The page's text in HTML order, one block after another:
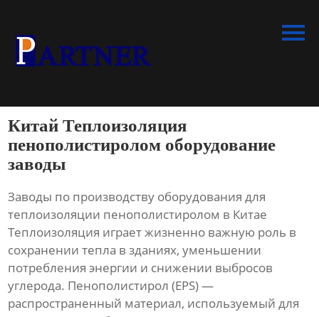
Продукция
спиральновитых труб из ПНД
Линия по производству
экструдированного
пенополистирола
Линия по производству
водопроводных труб из ПНД
Оборудование для
производства труб со
структурированной стенкой
Китай Теплоизоляция
пенополистиролом оборудование
заводы
Заводы по производству оборудования для
теплоизоляции пенополистиролом в Китае
Теплоизоляция играет жизненно важную роль в
сохранении тепла в зданиях, уменьшении
потребления энергии и снижении выбросов
углерода. Пенополистирол (EPS) —
распространенный материал, используемый для